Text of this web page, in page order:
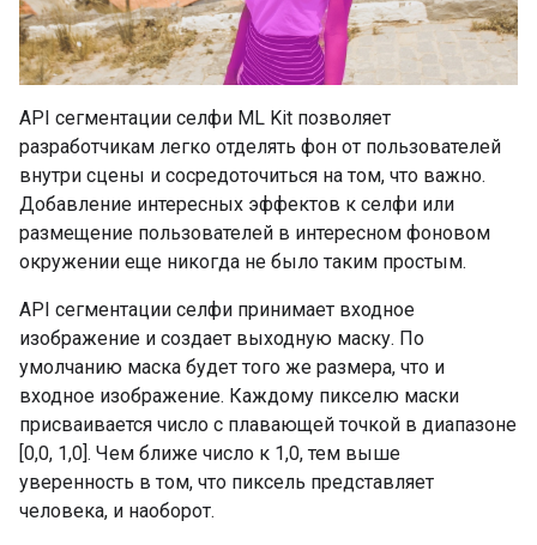
API сегментации селфи ML Kit позволяет
разработчикам легко отделять фон от пользователей
внутри сцены и сосредоточиться на том, что важно.
Добавление интересных эффектов к селфи или
размещение пользователей в интересном фоновом
окружении еще никогда не было таким простым.
API сегментации селфи принимает входное
изображение и создает выходную маску. По
умолчанию маска будет того же размера, что и
входное изображение. Каждому пикселю маски
присваивается число с плавающей точкой в ​​диапазоне
[0,0, 1,0]. Чем ближе число к 1,0, тем выше
уверенность в том, что пиксель представляет
человека, и наоборот.